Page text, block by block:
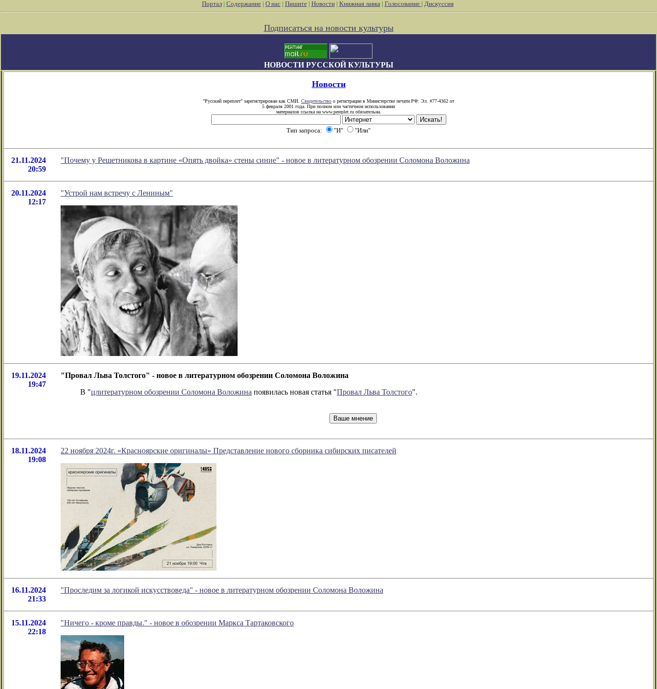
Портал| Содержание| О нас| Пишите| Новости| Книжная лавка| Голосование | Дискуссия
Подписаться на новости культуры
НОВОСТИ РУССКОЙ КУЛЬТУРЫ
Новости
"Русский переплет" зарегистрирован как СМИ. Свидетельство о регистрации в Министерстве печати РФ: Эл. #77-4362 от
5 февраля 2001 года. При полном или частичном использовании
материалов ссылка на www.pereplet.ru обязательна.
Тип запроса: "И" "Или"
21.11.2024
20:59
"Почему у Решетникова в картине «Опять двойка» стены синие" - новое в литературном обозрении Соломона Воложина
20.11.2024
12:17
"Устрой нам встречу с Лениным"
19.11.2024
19:47
"Провал Льва Толстого" - новое в литературном обозрении Соломона Воложина
В "цлитературном обозрении Соломона Воложина появилась новая статья "Провал Льва Толстого".
18.11.2024
19:08
22 ноября 2024г. «Красноярские оригиналы» Представление нового сборника сибирских писателей
16.11.2024
21:33
"Проследим за логикой искусствоведа" - новое в литературном обозрении Соломона Воложина
15.11.2024
22:18
"Ничего - кроме правды." - новое в обозрении Маркса Тартаковского